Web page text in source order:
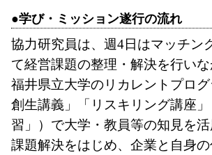
●学び・ミッション遂行の流れ
協力研究員は、週4日はマッチン
て経営課題の整理・解決を行い
福井県立大学のリカレントプロ
創生講義」「リスキリング講座
習」）で大学・教員等の知見を
課題解決をはじめ、企業と自身の